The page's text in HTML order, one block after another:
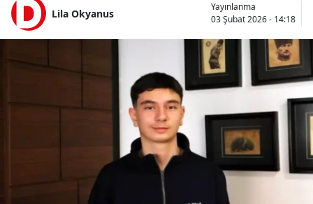
Lila Okyanus
Yayınlanma
03 Şubat 2026 - 14:18